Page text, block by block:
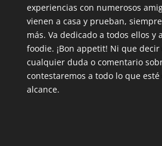
experiencias con numerosos
vienen a casa y prueban,
más. Va dedicado a todos ellos y
foodie. ¡Bon appetit! Ni que
cualquier duda o comentario
contestaremos a todo lo que
alcance.